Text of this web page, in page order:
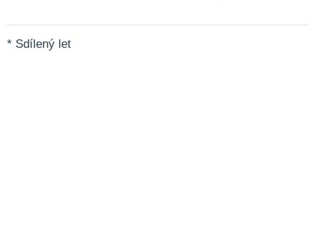
* Sdílený let